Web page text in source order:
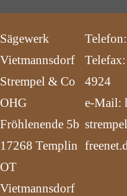
Sägewerk
Vietmannsdorf
Strempel & Co
OHG
Fröhlenende 5b
17268 Templin
OT
Vietmannsdorf
4924
e-Mail: